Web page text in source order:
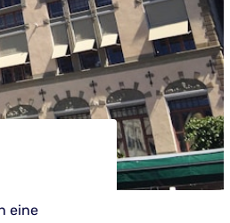
eine